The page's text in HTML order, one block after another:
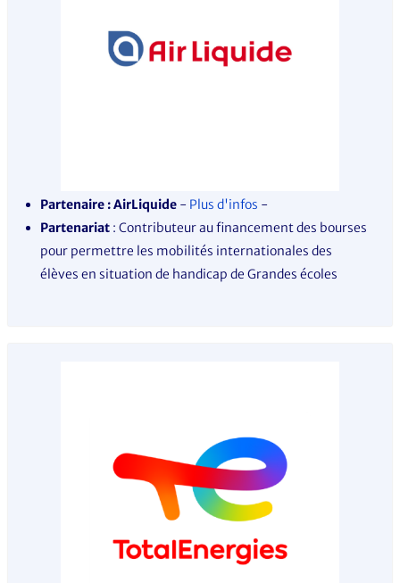
Partenaire : AirLiquide- Plus d'infos -
Partenariat : Contributeur au financement des bourses
pour permettre les mobilités internationales des
élèves en situation de handicap de Grandes écoles